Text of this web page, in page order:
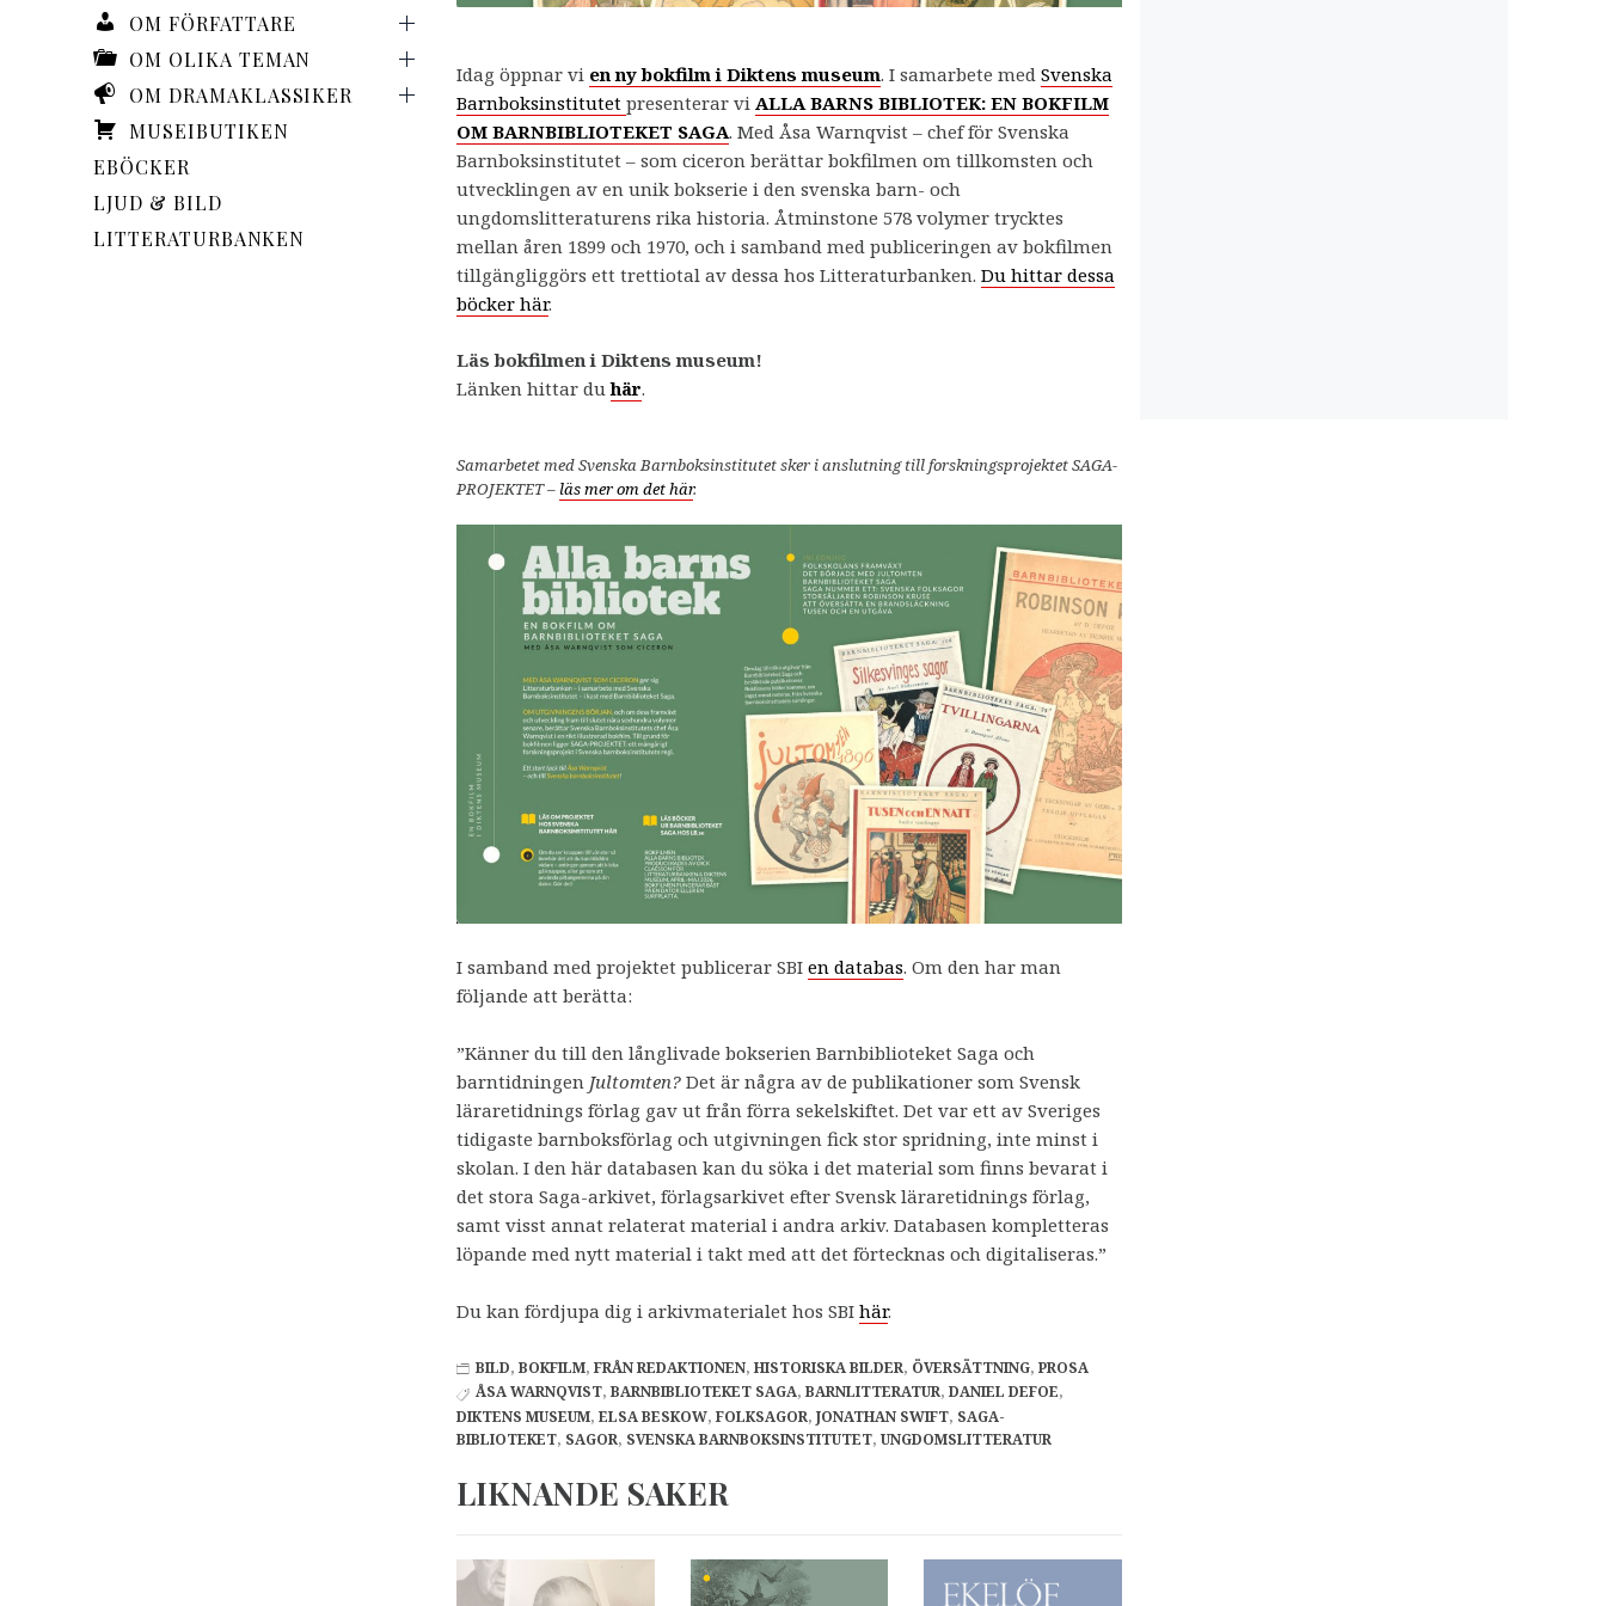
DIKTENS
MUSEUM
UTSTÄLLNINGAR
Primär
meny
OM FÖRFATTARE
OM OLIKA TEMAN
OM DRAMAKLASSIKER
MUSEIBUTIKEN
EBÖCKER
LJUD & BILD
LITTERATURBANKEN
Idag öppnar vi en ny bokfilm i Diktens museum. I samarbete medSvenska
Barnboksinstitutetpresenterar viALLA BARNS BIBLIOTEK: EN BOKFILM
OM BARNBIBLIOTEKET SAGA. Med Åsa Warnqvist – chef för Svenska
Barnboksinstitutet – som ciceron berättar bokfilmen om tillkomsten och
utvecklingen av en unik bokserie i den svenska barn- och
ungdomslitteraturens rika historia. Åtminstone 578 volymer trycktes
mellan åren 1899 och 1970, och i samband med publiceringen av bokfilmen
tillgängliggörs ett trettiotal av dessa hos Litteraturbanken.Du hittar dessa
böcker här.
Läs bokfilmen i Diktens museum!
Länken hittar duhär.
Samarbetet med Svenska Barnboksinstitutet sker i anslutning till forskningsprojektet SAGA-
PROJEKTET – läs mer om det här.
I samband med projektet publicerar SBIen databas. Om den har man
följande att berätta:
”Känner du till den långlivade bokserien Barnbiblioteket Saga och
barntidningen Jultomten? Det är några av de publikationer som Svensk
läraretidnings förlag gav ut från förra sekelskiftet. Det var ett av Sveriges
tidigaste barnboksförlag och utgivningen fick stor spridning, inte minst i
skolan. I den här databasen kan du söka i det material som finns bevarat i
det stora Saga-arkivet, förlagsarkivet efter Svensk läraretidnings förlag,
samt visst annat relaterat material i andra arkiv. Databasen kompletteras
löpande med nytt material i takt med att det förtecknas och digitaliseras.”
Du kan fördjupa dig i arkivmaterialet hos SBIhär.
BILD,BOKFILM,FRÅN REDAKTIONEN,HISTORISKA BILDER, ÖVERSÄTTNING,PROSA
ÅSA WARNQVIST,BARNBIBLIOTEKET SAGA,BARNLITTERATUR,DANIEL DEFOE,
DIKTENS MUSEUM,ELSA BESKOW,FOLKSAGOR,JONATHAN SWIFT, SAGA-
BIBLIOTEKET, SAGOR, SVENSKA BARNBOKSINSTITUTET,UNGDOMSLITTERATUR
LIKNANDE SAKER